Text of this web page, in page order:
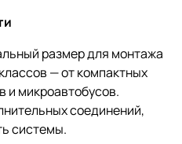
размер для монтажа
— от компактных
и микроавтобусов.
соединений,
системы.